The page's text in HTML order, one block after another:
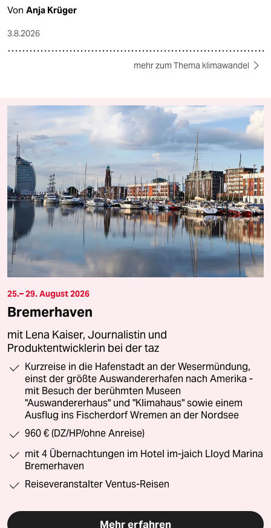
Von Anja Krüger
3.8.2026
mehr zum Thema klimawandel
25.– 29. August 2026
Bremerhaven
mit Lena Kaiser, Journalistin und
Produktentwicklerin bei der taz
Kurzreise in die Hafenstadt an der Wesermündung,
einst der größte Auswandererhafen nach Amerika -
mit Besuch der berühmten Museen
"Auswandererhaus" und "Klimahaus" sowie einem
Ausflug ins Fischerdorf Wremen an der Nordsee
960 € (DZ/HP/ohne Anreise)
mit 4 Übernachtungen im Hotel im-jaich Lloyd Marina
Bremerhaven
Reiseveranstalter Ventus-Reisen
Mehr erfahren